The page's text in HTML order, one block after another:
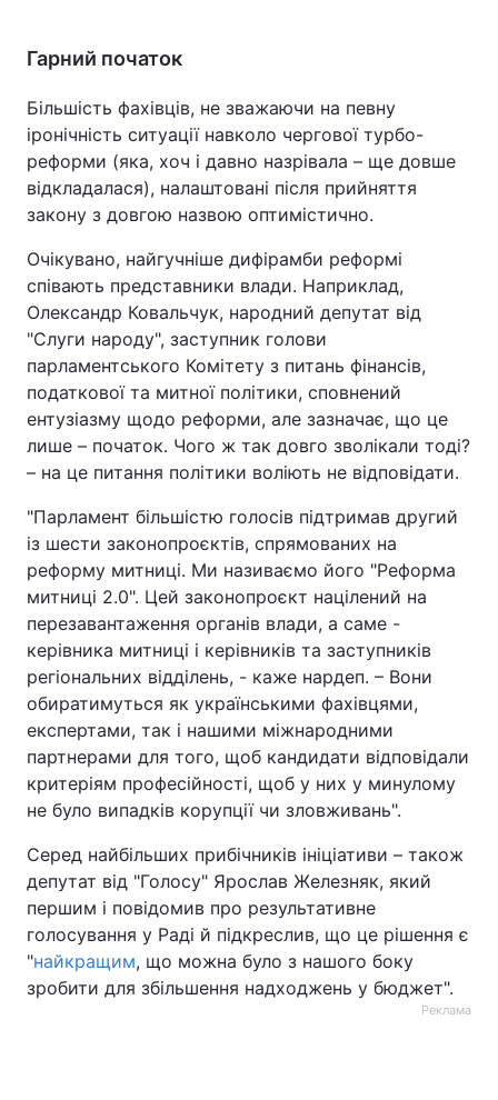
Гарний початок
Більшість фахівців, не зважаючи на певну
іронічність ситуації навколо чергової турбо-
реформи (яка, хоч і давно назрівала – ще довше
відкладалася), налаштовані після прийняття
закону з довгою назвою оптимістично.
Очікувано, найгучніше дифірамби реформі
співають представники влади. Наприклад,
Олександр Ковальчук, народний депутат від
"Слуги народу", заступник голови
парламентського Комітету з питань фінансів,
податкової та митної політики, сповнений
ентузіазму щодо реформи, але зазначає, що це
лише – початок. Чого ж так довго зволікали тоді?
– на це питання політики воліють не відповідати.
"Парламент більшістю голосів підтримав другий
із шести законопроєктів, спрямованих на
реформу митниці. Ми називаємо його "Реформа
митниці 2.0". Цей законопроєкт націлений на
перезавантаження органів влади, а саме -
керівника митниці і керівників та заступників
регіональних відділень, - каже нардеп. – Вони
обиратимуться як українськими фахівцями,
експертами, так і нашими міжнародними
партнерами для того, щоб кандидати відповідали
критеріям професійності, щоб у них у минулому
не було випадків корупції чи зловживань".
Серед найбільших прибічників ініціативи – також
депутат від "Голосу" Ярослав Железняк, який
першим і повідомив про результативне
голосування у Раді й підкреслив, що це рішення є
"найкращим, що можна було з нашого боку
зробити для збільшення надходжень у бюджет".
Реклама